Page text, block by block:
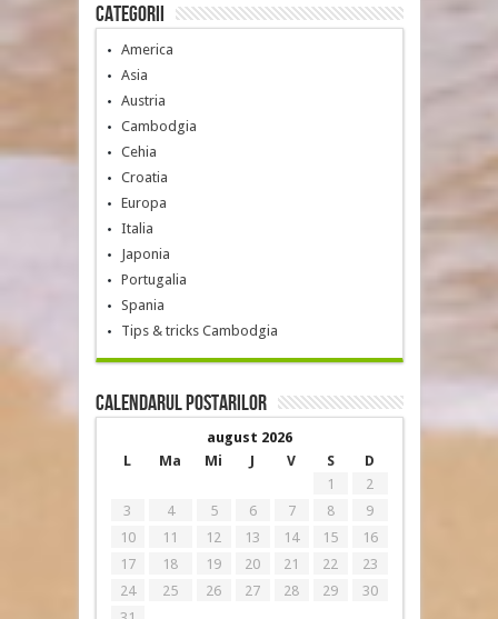
Categorii
America
Asia
Austria
Cambodgia
Cehia
Croatia
Europa
Italia
Japonia
Portugalia
Spania
Tips & tricks Cambodgia
Calendarul postarilor
august 2026
L
Ma Mi J V S
D
1
2
3
4 5 6 7 8
9
10
11 12 13 14 15
16
17
18 19 20 21 22
23
24
25 26 27 28 29
30